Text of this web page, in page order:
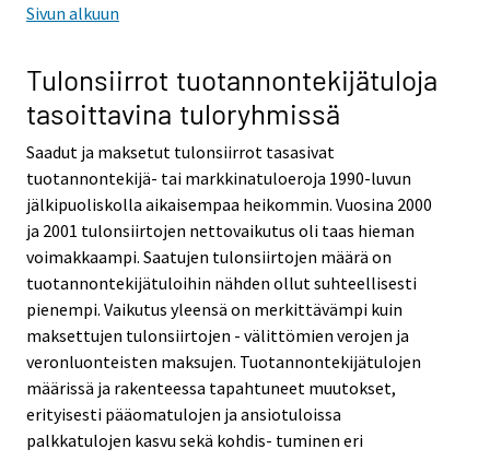
Sivun alkuun
Tulonsiirrot tuotannontekijätuloja
tasoittavina tuloryhmissä
Saadut ja maksetut tulonsiirrot tasasivat
tuotannontekijä- tai markkinatuloeroja 1990-luvun
jälkipuoliskolla aikaisempaa heikommin. Vuosina 2000
ja 2001 tulonsiirtojen nettovaikutus oli taas hieman
voimakkaampi. Saatujen tulonsiirtojen määrä on
tuotannontekijätuloihin nähden ollut suhteellisesti
pienempi. Vaikutus yleensä on merkittävämpi kuin
maksettujen tulonsiirtojen - välittömien verojen ja
veronluonteisten maksujen. Tuotannontekijätulojen
määrissä ja rakenteessa tapahtuneet muutokset,
erityisesti pääomatulojen ja ansiotuloissa
palkkatulojen kasvu sekä kohdis- tuminen eri